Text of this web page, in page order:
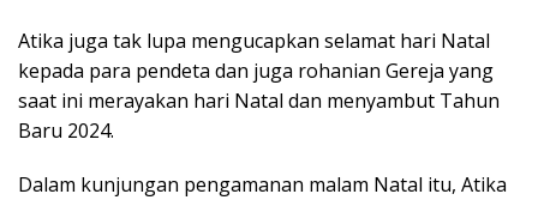
Atika juga tak lupa mengucapkan selamat hari Natal
kepada para pendeta dan juga rohanian Gereja yang
saat ini merayakan hari Natal dan menyambut Tahun
Baru 2024.
Dalam kunjungan pengamanan malam Natal itu, Atika